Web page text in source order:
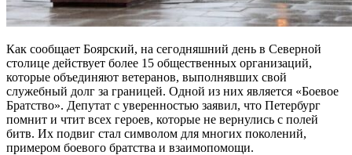
Как сообщает Боярский, на сегодняшний день в Северной
столице действует более 15 общественных организаций,
которые объединяют ветеранов, выполнявших свой
служебный долг за границей. Одной из них является «Боевое
Братство». Депутат с уверенностью заявил, что Петербург
помнит и чтит всех героев, которые не вернулись с полей
битв. Их подвиг стал символом для многих поколений,
примером боевого братства и взаимопомощи.